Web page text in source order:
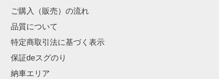
ご購入（販売）の流れ
品質について
特定商取引法に基づく表示
保証deスグのり
納車エリア